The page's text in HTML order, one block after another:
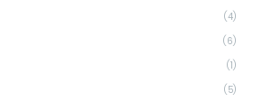
(4)
(6)
(1)
(5)